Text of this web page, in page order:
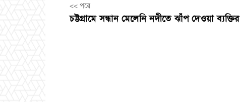
<< পরে
চট্টগ্রামে সন্ধান মেলেনি নদীতে ঝাঁপ দেওয়া ব্যক্তির